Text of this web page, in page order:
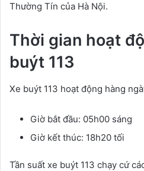
Thường Tín của Hà Nội.
Thời gian hoạt
buýt 113
Xe buýt 113 hoạt động hàng
Giờ bắt đầu: 05h00 sáng
Giờ kết thúc: 18h20 tối
Tần suất xe buýt 113 chạy cứ